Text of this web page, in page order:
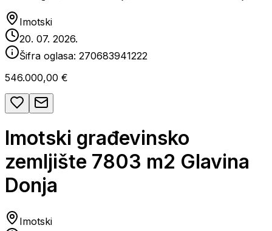
Imotski
20. 07. 2026.
Šifra oglasa: 270683941222
546.000,00 €
Imotski građevinsko
zemljište 7803 m2 Glavina
Donja
Imotski